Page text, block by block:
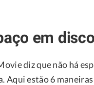
em
diz que não há
Aqui estão 6